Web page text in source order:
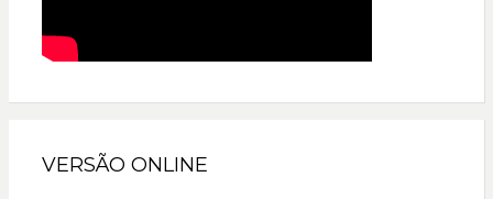
VERSÃO ONLINE